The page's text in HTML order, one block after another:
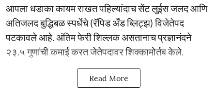
आपला धडाका कायम राखत पहिल्यांदाच सेंट लुईस जलद आणि
अतिजलद बुद्धिबळ स्पर्धेचे (रॅपिड अँड ब्लिट्झ) विजेतेपद
पटकावले आहे. अंतिम फेरी शिल्लक असतानाच प्रज्ञानंदने
२३.५ गुणांची कमाई करत जेतेपदावर शिक्कामोर्तब केले.
Read More